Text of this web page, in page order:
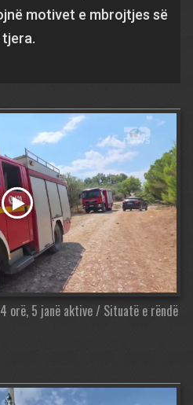
motivet e mbrojtjes së
orë, 5 janë aktive / Situatë e rëndë